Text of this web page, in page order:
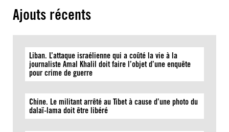
Ajouts récents
Liban. L’attaque israélienne qui a coûté la vie à la
journaliste Amal Khalil doit faire l’objet d’une enquête
pour crime de guerre
Chine. Le militant arrêté au Tibet à cause d’une photo du
dalaï-lama doit être libéré